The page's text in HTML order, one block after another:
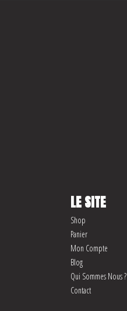
LE SITE
Shop
Panier
Mon Compte
Blog
Qui Sommes Nous ?
Contact